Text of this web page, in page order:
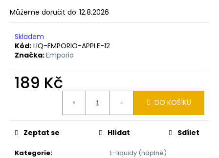
Můžeme doručit do: 12.8.2026
Skladem
Kód: LIQ-EMPORIO-APPLE-12
Značka:Emporio
189 Kč
DO KOŠÍKU
Kategorie:
E-liquidy (náplně)
Zeptat se Hlídat Sdílet
o
r
u
č
u
j
e
m
LIQUID
LIQUA
BRIGHT